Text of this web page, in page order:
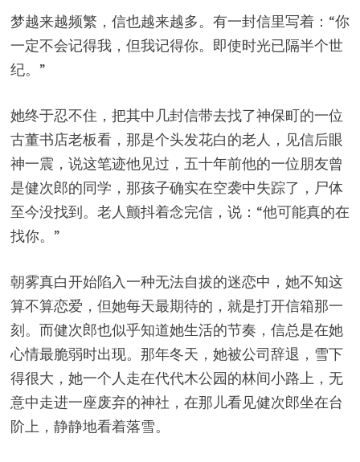
梦越来越频繁，信也越来越多。有一封信里写着：“你
一定不会记得我，但我记得你。即使时光已隔半个世
纪。”
她终于忍不住，把其中几封信带去找了神保町的一位
古董书店老板看，那是个头发花白的老人，见信后眼
神一震，说这笔迹他见过，五十年前他的一位朋友曾
是健次郎的同学，那孩子确实在空袭中失踪了，尸体
至今没找到。老人颤抖着念完信，说：“他可能真的在
找你。”
朝雾真白开始陷入一种无法自拔的迷恋中，她不知这
算不算恋爱，但她每天最期待的，就是打开信箱那一
刻。而健次郎也似乎知道她生活的节奏，信总是在她
心情最脆弱时出现。那年冬天，她被公司辞退，雪下
得很大，她一个人走在代代木公园的林间小路上，无
意中走进一座废弃的神社，在那儿看见健次郎坐在台
阶上，静静地看着落雪。